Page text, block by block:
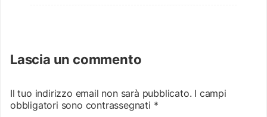
Lascia un commento
Il tuo indirizzo email non sarà pubblicato. I campi
obbligatori sono contrassegnati *